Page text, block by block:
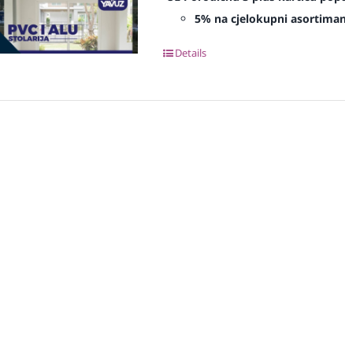
5% na cjelokupni
Details